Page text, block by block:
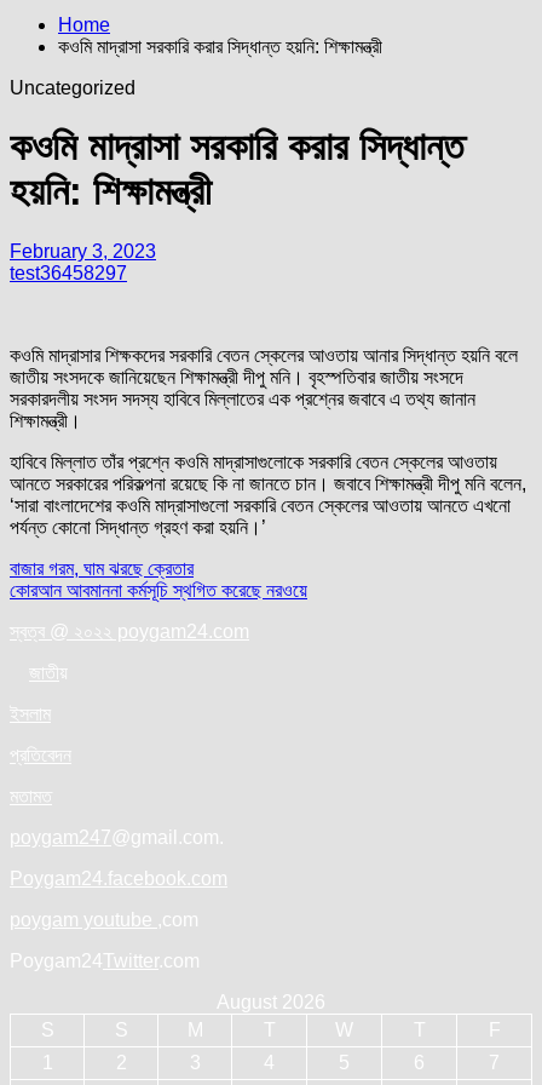
Home
কওমি মাদ্রাসা সরকারি করার সিদ্ধান্ত হয়নি: শিক্ষামন্ত্রী
Uncategorized
কওমি মাদ্রাসা সরকারি করার সিদ্ধান্ত
হয়নি: শিক্ষামন্ত্রী
February 3, 2023
test36458297
কওমি মাদ্রাসার শিক্ষকদের সরকারি বেতন স্কেলের আওতায় আনার সিদ্ধান্ত হয়নি বলে
জাতীয় সংসদকে জানিয়েছেন শিক্ষামন্ত্রী দীপু মনি। বৃহস্পতিবার জাতীয় সংসদে
সরকারদলীয় সংসদ সদস্য হাবিবে মিল্লাতের এক প্রশ্নের জবাবে এ তথ্য জানান
শিক্ষামন্ত্রী।
হাবিবে মিল্লাত তাঁর প্রশ্নে কওমি মাদ্রাসাগুলোকে সরকারি বেতন স্কেলের আওতায়
আনতে সরকারের পরিকল্পনা রয়েছে কি না জানতে চান। জবাবে শিক্ষামন্ত্রী দীপু মনি বলেন,
‘সারা বাংলাদেশের কওমি মাদ্রাসাগুলো সরকারি বেতন স্কেলের আওতায় আনতে এখনো
পর্যন্ত কোনো সিদ্ধান্ত গ্রহণ করা হয়নি।’
Post
navigation
বাজার গরম, ঘাম ঝরছে ক্রেতার
কোরআন আবমাননা কর্মসূচি স্থগিত করেছে নরওয়ে
স্বত্ব @ ২০২২ poygam24.com
জাতীয়
ইসলাম
প্রতিবেদন
মতামত
poygam247@gmail.com.
Poygam24.facebook.com
poygam youtube ,com
Poygam24Twitter.com
August 2026
S
S M T W T
F
1
2 3 4 5 6
7